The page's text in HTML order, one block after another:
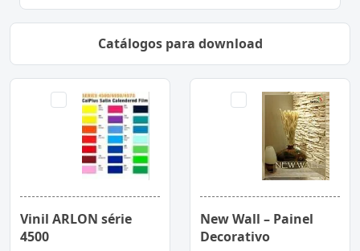
Catálogos para download
Vinil ARLON série
4500
New Wall – Painel
Decorativo